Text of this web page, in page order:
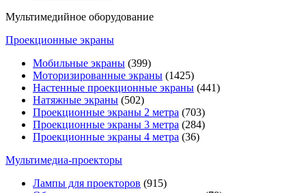
Мультимедийное оборудование
Проекционные экраны
Мобильные экраны (399)
Моторизированные экраны (1425)
Настенные проекционные экраны (441)
Натяжные экраны (502)
Проекционные экраны 2 метра (703)
Проекционные экраны 3 метра (284)
Проекционные экраны 4 метра (36)
Мультимедиa-проекторы
Лампы для проекторов (915)